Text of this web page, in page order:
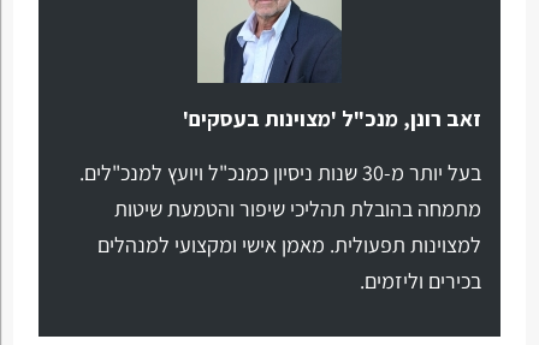
זאב רונן, מנכ"ל 'מצוינות בעסקים'
בעל יותר מ-30 שנות ניסיון כמנכ"ל ויועץ למנכ"לים.
מתמחה בהובלת תהליכי שיפור והטמעת שיטות
למצוינות תפעולית. מאמן אישי ומקצועי למנהלים
בכירים וליזמים.